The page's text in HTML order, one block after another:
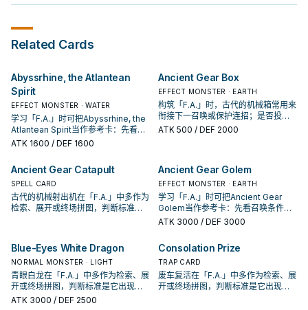
Related Cards
Abyssrhine, the Atlantean
Spirit
EFFECT MONSTER · WATER
学习「F.A.」时可把Abyssrhine, the
Atlantean Spirit当作参考卡：先看召
唤条件，再确认它是起手、展开还是
ATK 1600 / DEF 1600
Ancient Gear Box
EFFECT MONSTER · EARTH
构筑「F.A.」时，古代的机械箱常用来
衔接下一召唤或保护连招；是否投入
取决于你的手坑／解场配置。
ATK 500 / DEF 2000
Ancient Gear Catapult
SPELL CARD
古代的机械射出机在「F.A.」中多作为
检索、展开或终场拼图，判断标准是
Ancient Gear Golem
EFFECT MONSTER · EARTH
学习「F.A.」时可把Ancient Gear
Golem当作参考卡：先看召唤条件，
再确认它是起手、展开还是收益卡。
ATK 3000 / DEF 3000
Blue-Eyes White Dragon
NORMAL MONSTER · LIGHT
青眼白龙在「F.A.」中多作为检索、展
开或终场拼图，判断标准是它出现在
成功起手中的频率。
ATK 3000 / DEF 2500
Consolation Prize
TRAP CARD
废车复活在「F.A.」中多作为检索、展
开或终场拼图，判断标准是它出现在